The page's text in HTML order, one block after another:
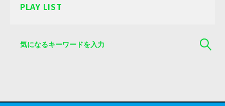
PLAY LIST